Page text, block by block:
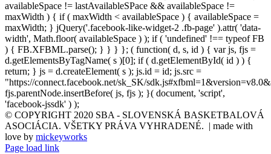
availableSpace != lastAvailableSPace && availableSpace !=
maxWidth ) { if ( maxWidth < availableSpace ) { availableSpace =
maxWidth; } jQuery('.facebook-like-widget-2 .fb-page' ).attr( 'data-
width', Math.floor( availableSpace ) ); if ( 'undefined' !== typeof FB
) { FB.XFBML.parse(); } } } }; ( function( d, s, id ) { var js, fjs =
d.getElementsByTagName( s )[0]; if ( d.getElementById( id ) ) {
return; } js = d.createElement( s ); js.id = id; js.src =
"https://connect.facebook.net/sk_SK/
fjs.parentNode.insertBefore( js, fjs ); }( document, 'script',
'facebook-jssdk' ) );
© COPYRIGHT 2020 SBA - SLOVENSKÁ BASKETBALOVÁ
ASOCIÁCIA. VŠETKY PRÁVA VYHRADENÉ. | made with
love by mickeyworks
Page load link